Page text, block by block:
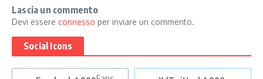
Lascia un commento
Devi essere connesso per inviare un commento.
Social Icons